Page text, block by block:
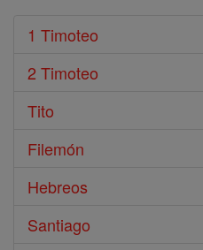
1 Timoteo
2 Timoteo
Tito
Filemón
Hebreos
Santiago